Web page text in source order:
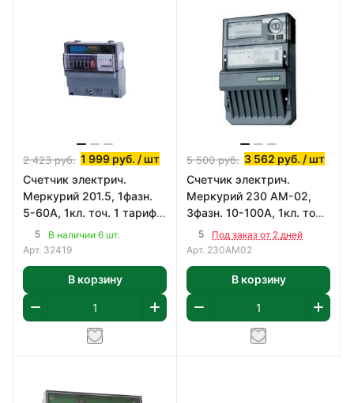
2 423руб. 1 999 руб. / шт
Счетчик электрич.
Меркурий 201.5, 1фазн.
5-60А, 1кл. точ. 1 тариф.,
имп. выход
5
В наличии 6 шт.
Арт. 32419
В корзину
5 500руб. 3 562 руб. / шт
Счетчик электрич.
Меркурий 230 АМ-02,
3фазн. 10-100А, 1кл. точ.
1 тариф., имп. выход
5
Под заказ от 2 дней
Арт. 230АМ02
В корзину